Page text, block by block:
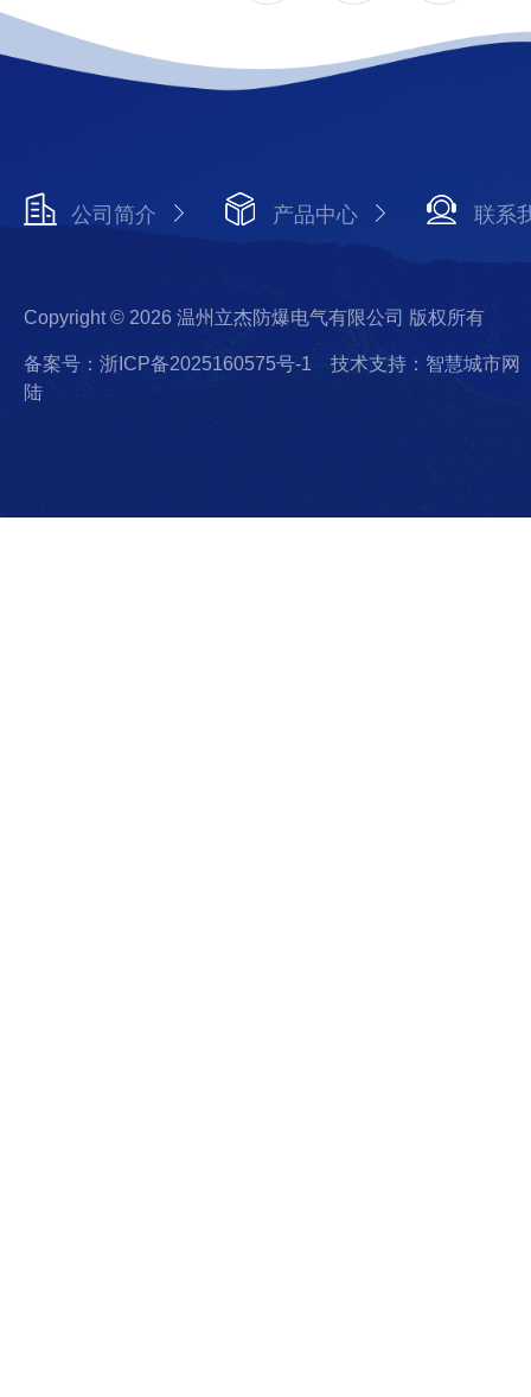
公司简介 产品中心 联系
Copyright © 2026 温州立杰防爆电气有限公司 版权所有
备案号：浙ICP备2025160575号-1
技术支持：智慧城市网
陆